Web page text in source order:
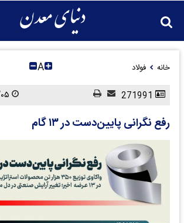
خانه فولاد A
رفع نگرانی پایین‌دست در ۱۳ گام